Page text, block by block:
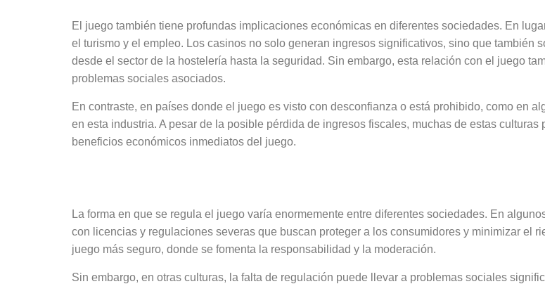
El juego también tiene profundas implicaciones económicas en diferentes sociedades. En
el turismo y el empleo. Los casinos no solo generan ingresos significativos, sino que también
desde el sector de la hostelería hasta la seguridad. Sin embargo, esta relación con el juego
problemas sociales asociados.
En contraste, en países donde el juego es visto con desconfianza o está prohibido, como en
en esta industria. A pesar de la posible pérdida de ingresos fiscales, muchas de estas
beneficios económicos inmediatos del juego.
La forma en que se regula el juego varía enormemente entre diferentes sociedades. En
con licencias y regulaciones severas que buscan proteger a los consumidores y minimizar el
juego más seguro, donde se fomenta la responsabilidad y la moderación.
Sin embargo, en otras culturas, la falta de regulación puede llevar a problemas sociales